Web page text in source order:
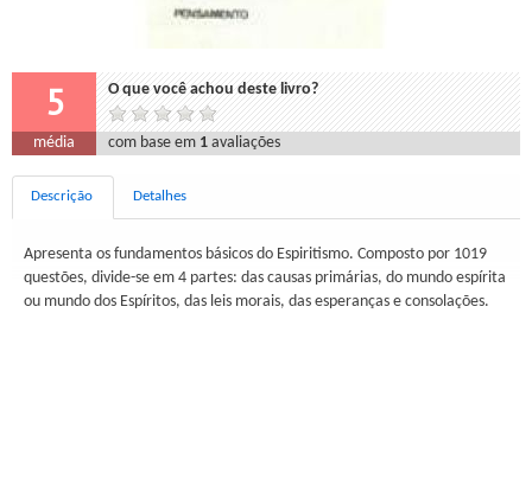
5 O que você achou deste livro?
média com base em 1 avaliações
Descrição Detalhes
Apresenta os fundamentos básicos do Espiritismo. Composto por 1019
questões, divide-se em 4 partes: das causas primárias, do mundo espírita
ou mundo dos Espíritos, das leis morais, das esperanças e consolações.